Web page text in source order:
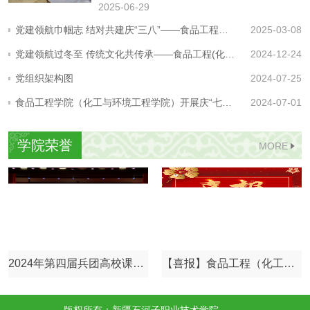
2025-06-29
党建领航巾帼志 结对共建庆“三八”——食品工程（化工与环境工程）学院开展“三八”妇女节系列活动 2025-03-08
党建领航过冬至 传统文化共传承——食品工程(化工与环境工程)学院与马克思主义学院开展主题党日活动 2024-12-24
党组织架构图 2024-07-25
食品工程学院（化工与环境工程学院）开展庆“七一”系列党日活动 2024-07-01
学院荣誉 MORE
2024年第四届兵团高校课程思政教学展示活动高职组 【喜报】食品工程（化工与环境工程）学院在2024年世界职业院校技能大赛中喜获佳绩